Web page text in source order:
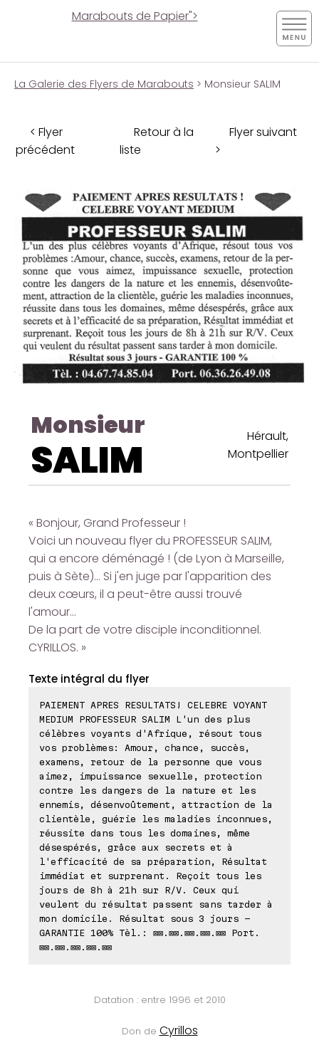
Marabouts de Papier">
La Galerie des Flyers de Marabouts > Monsieur SALIM
< Flyer
précédent
Retour à la
liste
Flyer suivant
>
Monsieur
SALIM
Hérault,
Montpellier
« Bonjour, Grand Professeur !
Voici un nouveau flyer du PROFESSEUR SALIM,
qui a encore déménagé ! (de Lyon à Marseille,
puis à Sète)... Si j'en juge par l'apparition des
deux cœurs, il a peut-être aussi trouvé
l'amour...
De la part de votre disciple inconditionnel.
CYRILLOS. »
Texte intégral du flyer
PAIEMENT APRES RESULTATS! CELEBRE VOYANT
MEDIUM PROFESSEUR SALIM L'un des plus
célèbres voyants d'Afrique, résout tous
vos problèmes: Amour, chance, succès,
examens, retour de la personne que vous
aimez, impuissance sexuelle, protection
contre les dangers de la nature et les
ennemis, désenvoûtement, attraction de la
clientèle, guérie les maladies inconnues,
réussite dans tous les domaines, même
désespérés, grâce aux secrets et à
l'efficacité de sa préparation, Résultat
immédiat et surprenant. Reçoit tous les
jours de 8h à 21h sur R/V. Ceux qui
veulent du résultat passent sans tarder à
mon domicile. Résultat sous 3 jours -
GARANTIE 100% Tèl.: ⊠⊠.⊠⊠.⊠⊠.⊠⊠.⊠⊠ Port.
⊠⊠.⊠⊠.⊠⊠.⊠⊠.⊠⊠
Datation : entre 1996 et 2010
Don de Cyrillos